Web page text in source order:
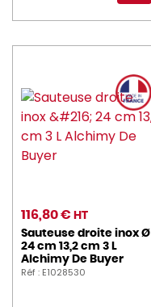
116,80 € HT
Sauteuse droite inox Ø
24 cm 13,2 cm 3 L
Alchimy De Buyer
Réf : E1028530